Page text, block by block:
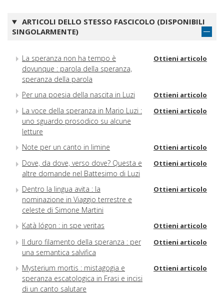
ARTICOLI DELLO STESSO FASCICOLO (DISPONIBILI
SINGOLARMENTE)
La speranza non ha tempo è
dovunque : parola della speranza,
speranza della parola
Ottieni articolo
Per una poesia della nascita in Luzi Ottieni articolo
La voce della speranza in Mario Luzi :
uno sguardo prosodico su alcune
letture
Ottieni articolo
Note per un canto in limine Ottieni articolo
Dove, da dove, verso dove? Questa e
altre domande nel Battesimo di Luzi
Ottieni articolo
Dentro la lingua avita : la
nominazione in Viaggio terrestre e
celeste di Simone Martini
Ottieni articolo
Katà lógon : in spe veritas Ottieni articolo
Il duro filamento della speranza : per
una semantica salvifica
Ottieni articolo
Mysterium mortis : mistagogia e
speranza escatologica in Frasi e incisi
di un canto salutare
Ottieni articolo